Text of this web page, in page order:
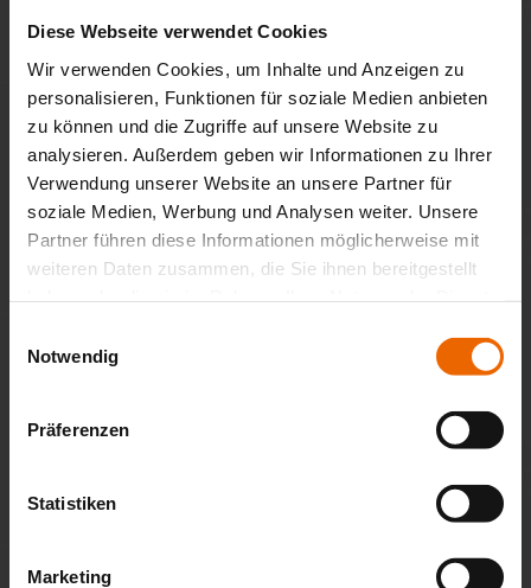
Diese Webseite verwendet Cookies
Wir verwenden Cookies, um Inhalte und Anzeigen zu
personalisieren, Funktionen für soziale Medien anbieten
zu können und die Zugriffe auf unsere Website zu
analysieren. Außerdem geben wir Informationen zu Ihrer
Verwendung unserer Website an unsere Partner für
soziale Medien, Werbung und Analysen weiter. Unsere
Partner führen diese Informationen möglicherweise mit
weiteren Daten zusammen, die Sie ihnen bereitgestellt
Notwendig
Präferenzen
Statistiken
Marketing
Farben für Lamellen & Rollladen-